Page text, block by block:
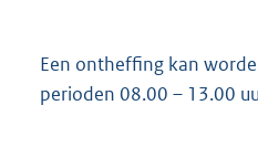
Een ontheffing kan
perioden 08.00 – 13.00